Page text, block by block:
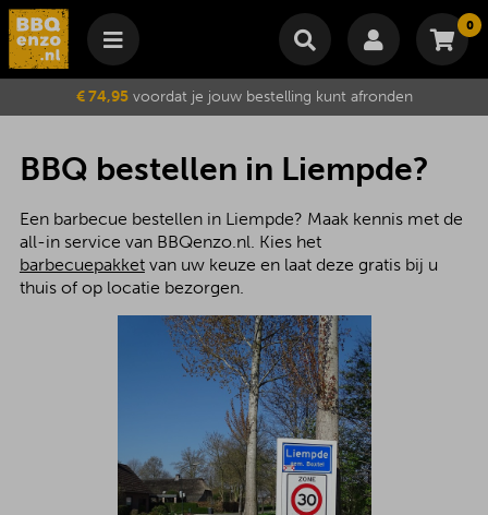
0
Winkelmand
Je winkelwagen is momenteel leeg.
Subtotaal €
Wijzig winkelmand Bestellen
€ 74,95voordat je jouw bestelling kunt afronden
BBQ bestellen in Liempde?
Een barbecue bestellen in Liempde? Maak kennis met de
all-in service van BBQenzo.nl. Kies het
barbecuepakketvan uw keuze en laat deze gratis bij u
thuis of op locatie bezorgen.